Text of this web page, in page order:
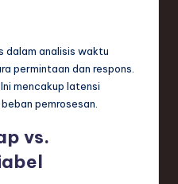
dalam analisis waktu
permintaan dan respons.
mencakup latensi
pemrosesan.
vs.